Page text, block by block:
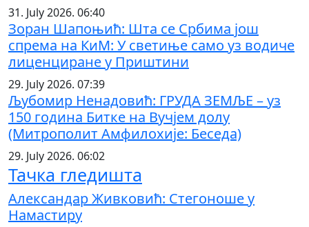
31. July 2026. 06:40
Зоран Шапоњић: Шта се Србима још
спрема на КиМ: У светиње само уз водиче
лиценциране у Приштини
29. July 2026. 07:39
Љубомир Ненадовић: ГРУДА ЗЕМЉЕ – уз
150 година Битке на Вучјем долу
(Митрополит Амфилохије: Беседа)
29. July 2026. 06:02
Тачка гледишта
Александар Живковић: Стегоноше у
Намастиру